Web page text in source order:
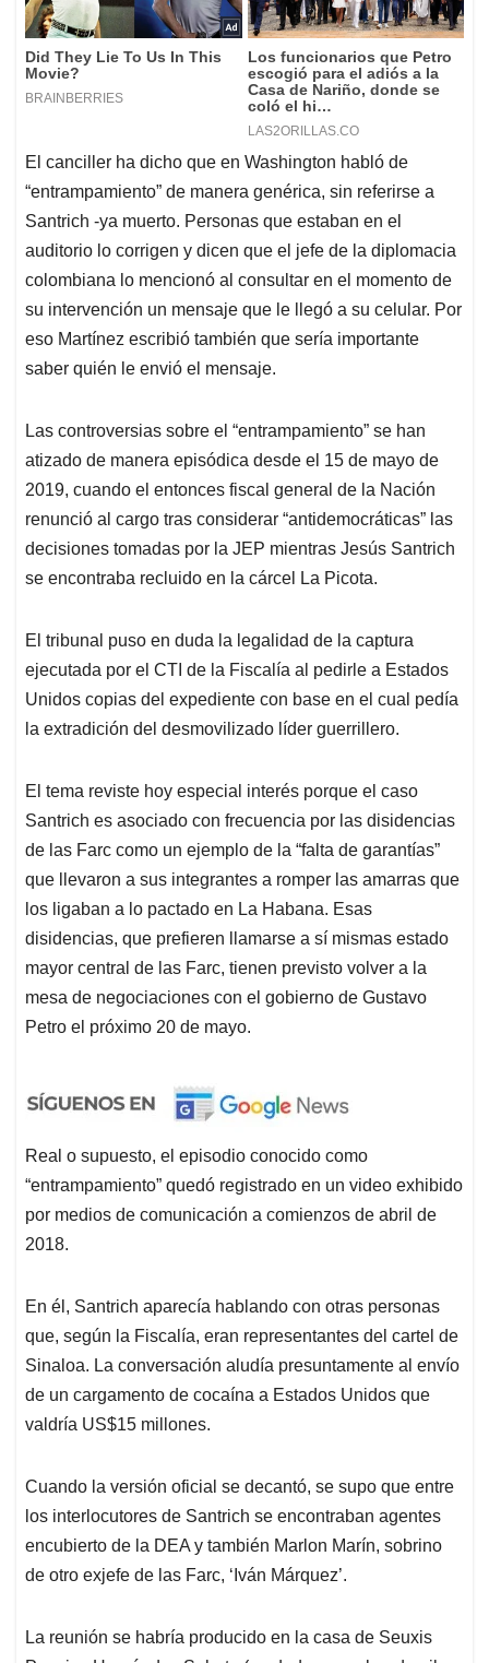
El canciller ha dicho que en Washington habló de
“entrampamiento” de manera genérica, sin referirse a
Santrich -ya muerto. Personas que estaban en el
auditorio lo corrigen y dicen que el jefe de la diplomacia
colombiana lo mencionó al consultar en el momento de
su intervención un mensaje que le llegó a su celular. Por
eso Martínez escribió también que sería importante
saber quién le envió el mensaje.
Las controversias sobre el “entrampamiento” se han
atizado de manera episódica desde el 15 de mayo de
2019, cuando el entonces fiscal general de la Nación
renunció al cargo tras considerar “antidemocráticas” las
decisiones tomadas por la JEP mientras Jesús Santrich
se encontraba recluido en la cárcel La Picota.
El tribunal puso en duda la legalidad de la captura
ejecutada por el CTI de la Fiscalía al pedirle a Estados
Unidos copias del expediente con base en el cual pedía
la extradición del desmovilizado líder guerrillero.
El tema reviste hoy especial interés porque el caso
Santrich es asociado con frecuencia por las disidencias
de las Farc como un ejemplo de la “falta de garantías”
que llevaron a sus integrantes a romper las amarras que
los ligaban a lo pactado en La Habana. Esas
disidencias, que prefieren llamarse a sí mismas estado
mayor central de las Farc, tienen previsto volver a la
mesa de negociaciones con el gobierno de Gustavo
Petro el próximo 20 de mayo.
Real o supuesto, el episodio conocido como
“entrampamiento” quedó registrado en un video exhibido
por medios de comunicación a comienzos de abril de
2018.
En él, Santrich aparecía hablando con otras personas
que, según la Fiscalía, eran representantes del cartel de
Sinaloa. La conversación aludía presuntamente al envío
de un cargamento de cocaína a Estados Unidos que
valdría US$15 millones.
Cuando la versión oficial se decantó, se supo que entre
los interlocutores de Santrich se encontraban agentes
encubierto de la DEA y también Marlon Marín, sobrino
de otro exjefe de las Farc, ‘Iván Márquez’.
La reunión se habría producido en la casa de Seuxis